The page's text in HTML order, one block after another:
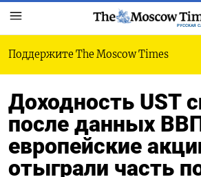
РУССКАЯ
Поддержите The Moscow Times
Доходность UST
после данных
европейские
отыграли часть